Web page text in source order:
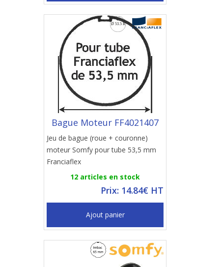
Bague Moteur FF4021407
Jeu de bague (roue + couronne)
moteur Somfy pour tube 53,5 mm
Franciaflex
12 articles en stock
Prix: 14.84€ HT
Ajout panier